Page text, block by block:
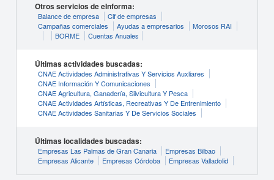
Otros servicios de eInforma:
Balance de empresa
Cif de empresas
Campañas comerciales
Ayudas a empresarios
Morosos RAI
BORME
Cuentas Anuales
Últimas actividades buscadas:
CNAE Actividades Administrativas Y Servicios Auxliares
CNAE Información Y Comunicaciones
CNAE Agricultura, Ganadería, Silvicultura Y Pesca
CNAE Actividades Artísticas, Recreativas Y De Entrenimiento
CNAE Actividades Sanitarias Y De Servicios Sociales
Últimas localidades buscadas:
Empresas Las Palmas de Gran Canaria
Empresas Bilbao
Empresas Alicante
Empresas Córdoba Empresas Valladolid